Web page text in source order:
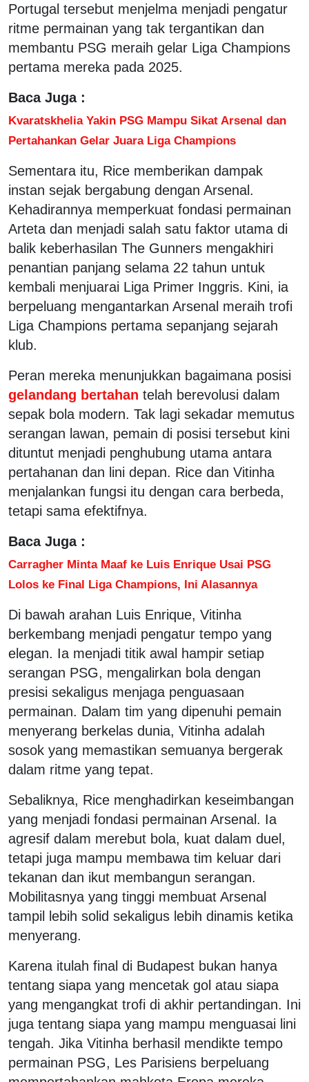
Portugal tersebut menjelma menjadi pengatur
ritme permainan yang tak tergantikan dan
membantu PSG meraih gelar Liga Champions
pertama mereka pada 2025.
Baca Juga :
Kvaratskhelia Yakin PSG Mampu Sikat Arsenal dan
Pertahankan Gelar Juara Liga Champions
Sementara itu, Rice memberikan dampak
instan sejak bergabung dengan Arsenal.
Kehadirannya memperkuat fondasi permainan
Arteta dan menjadi salah satu faktor utama di
balik keberhasilan The Gunners mengakhiri
penantian panjang selama 22 tahun untuk
kembali menjuarai Liga Primer Inggris. Kini, ia
berpeluang mengantarkan Arsenal meraih trofi
Liga Champions pertama sepanjang sejarah
klub.
Peran mereka menunjukkan bagaimana posisi
gelandang bertahan telah berevolusi dalam
sepak bola modern. Tak lagi sekadar memutus
serangan lawan, pemain di posisi tersebut kini
dituntut menjadi penghubung utama antara
pertahanan dan lini depan. Rice dan Vitinha
menjalankan fungsi itu dengan cara berbeda,
tetapi sama efektifnya.
Baca Juga :
Carragher Minta Maaf ke Luis Enrique Usai PSG
Lolos ke Final Liga Champions, Ini Alasannya
Di bawah arahan Luis Enrique, Vitinha
berkembang menjadi pengatur tempo yang
elegan. Ia menjadi titik awal hampir setiap
serangan PSG, mengalirkan bola dengan
presisi sekaligus menjaga penguasaan
permainan. Dalam tim yang dipenuhi pemain
menyerang berkelas dunia, Vitinha adalah
sosok yang memastikan semuanya bergerak
dalam ritme yang tepat.
Sebaliknya, Rice menghadirkan keseimbangan
yang menjadi fondasi permainan Arsenal. Ia
agresif dalam merebut bola, kuat dalam duel,
tetapi juga mampu membawa tim keluar dari
tekanan dan ikut membangun serangan.
Mobilitasnya yang tinggi membuat Arsenal
tampil lebih solid sekaligus lebih dinamis ketika
menyerang.
Karena itulah final di Budapest bukan hanya
tentang siapa yang mencetak gol atau siapa
yang mengangkat trofi di akhir pertandingan. Ini
juga tentang siapa yang mampu menguasai lini
tengah. Jika Vitinha berhasil mendikte tempo
permainan PSG, Les Parisiens berpeluang